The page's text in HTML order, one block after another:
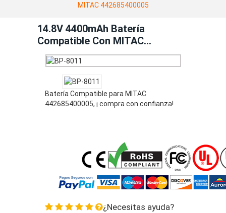
MITAC 442685400005
14.8V 4400mAh Batería
Compatible Con MITAC
442685400005
Batería Compatible para MITAC
442685400005, ¡ compra con confianza!
¿Necesitas ayuda?